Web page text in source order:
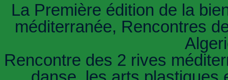
La Première édition de la
méditerranée, Rencontres
Rencontre des 2 rives